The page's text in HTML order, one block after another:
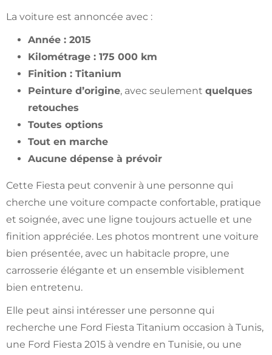
La voiture est annoncée avec :
Année : 2015
Kilométrage : 175 000 km
Finition : Titanium
Peinture d’origine, avec seulement quelques
retouches
Toutes options
Tout en marche
Aucune dépense à prévoir
Cette Fiesta peut convenir à une personne qui
cherche une voiture compacte confortable, pratique
et soignée, avec une ligne toujours actuelle et une
finition appréciée. Les photos montrent une voiture
bien présentée, avec un habitacle propre, une
carrosserie élégante et un ensemble visiblement
bien entretenu.
Elle peut ainsi intéresser une personne qui
recherche une Ford Fiesta Titanium occasion à Tunis,
une Ford Fiesta 2015 à vendre en Tunisie, ou une